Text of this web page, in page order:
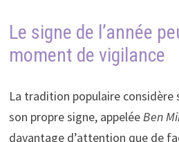
Le signe de l’année
moment de vigilance
La tradition populaire considère
son propre signe, appeléeBen
davantage d’attention que de